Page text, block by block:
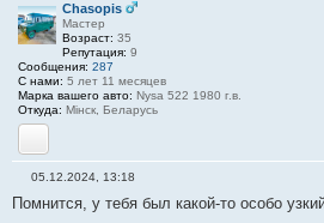
Chasopis
Мастер
Возраст: 35
Репутация: 9
Сообщения: 287
С нами: 5 лет 11 месяцев
Марка вашего авто: Nysa 522 1980 г.в.
Откуда: Мінск, Беларусь
Сайт
о
05.12.2024, 13:18
Помнится, у тебя был какой-то особо